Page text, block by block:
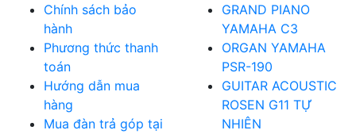
Chính sách bảo
hành
Phương thức thanh
toán
Hướng dẫn mua
hàng
Mua đàn trả góp tại
GRAND PIANO
YAMAHA C3
ORGAN YAMAHA
PSR-190
GUITAR ACOUSTIC
ROSEN G11 TỰ
NHIÊN